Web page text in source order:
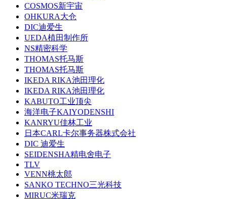
COSMOS新宇宙
OHKURA大仓
DIC迪爱生
UEDA植田制作所
NS精密科学
THOMAS托马斯
THOMAS托马斯
IKEDA RIKA池田理化
IKEDA RIKA池田理化
KABUTO工业顶尖
海洋电子KAIYODENSHI
KANRYU佳林工业
日本CARL卡尔事务器株式会社
DIC 迪爱生
SEIDENSHA精电舍电子
TLV
VENN桃太郎
SANKO TECHNO三光科技
MIRUC米瑞克